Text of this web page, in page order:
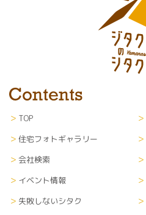
TOP
住宅フォトギャラリー
会社検索
イベント情報
失敗しないシタク